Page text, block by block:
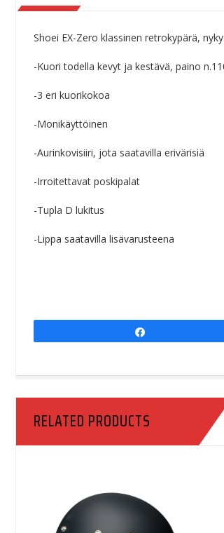
Shoei EX-Zero klassinen retrokypärä,
-Kuori todella kevyt ja kestävä, paino
-3 eri kuorikokoa
-Monikäyttöinen
-Aurinkovisiiri, jota saatavilla erivärisiä
-Irroitettavat poskipalat
-Tupla D lukitus
-Lippa saatavilla lisävarusteena
RELATED PRODUCTS